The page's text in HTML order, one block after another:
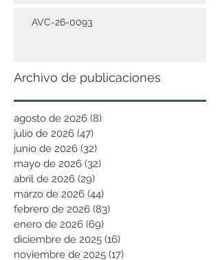
AVC-26-0093
Archivo de publicaciones
agosto de 2026 (8)
julio de 2026 (47)
junio de 2026 (32)
mayo de 2026 (32)
abril de 2026 (29)
marzo de 2026 (44)
febrero de 2026 (83)
enero de 2026 (69)
diciembre de 2025 (16)
noviembre de 2025 (17)